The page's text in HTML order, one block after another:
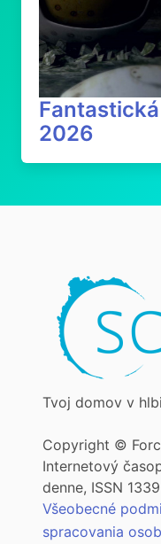
2026
Tvoj domov v
Copyright ©
Internetový
denne, ISSN
Všeobecné
spracovania